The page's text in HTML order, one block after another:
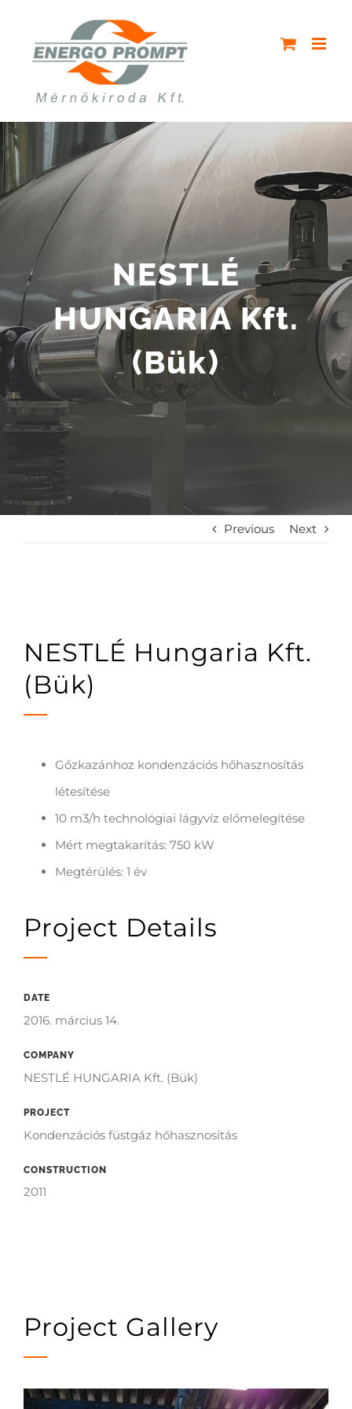
content
NESTLÉ
HUNGARIA Kft.
(Bük)
Previous Next
NESTLÉ Hungaria Kft.
(Bük)
Gőzkazánhoz kondenzációs hőhasznosítás
létesítése
10 m3/h technológiai lágyvíz előmelegítése
Mért megtakarítás: 750 kW
Megtérülés: 1 év
Project Details
DATE
2016. március 14.
COMPANY
NESTLÉ HUNGARIA Kft. (Bük)
PROJECT
Kondenzációs füstgáz hőhasznosítás
CONSTRUCTION
2011
Project Gallery